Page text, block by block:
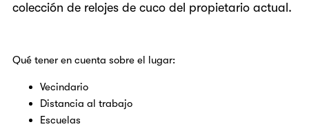
colección de relojes de cuco del propietario actual.
Qué tener en cuenta sobre el lugar:
Vecindario
Distancia al trabajo
Escuelas